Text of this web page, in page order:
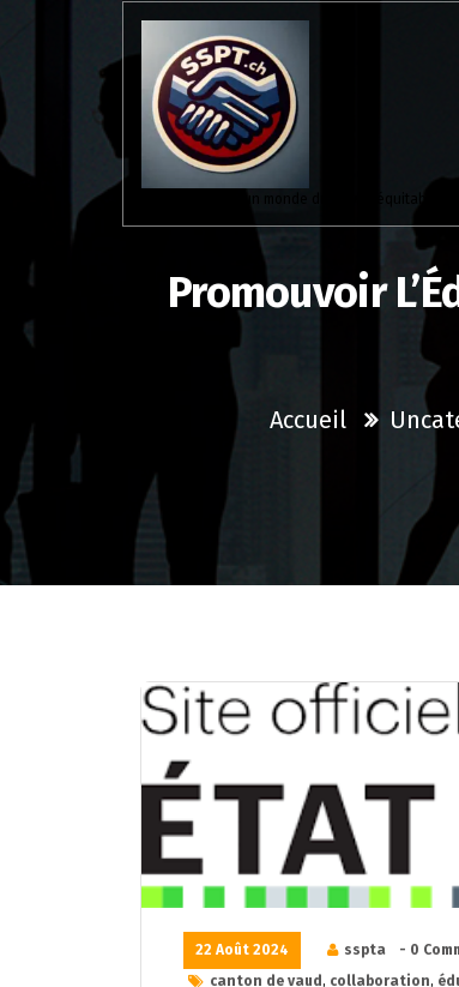
Promouvoir
Accueil
22 Août 2024 sspta - 0
canton de vaud , collaboration,